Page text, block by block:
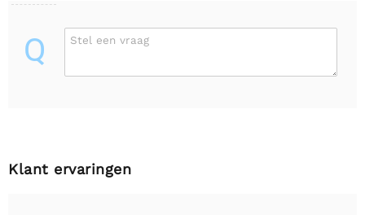
Q Stel een vraag
Klant ervaringen